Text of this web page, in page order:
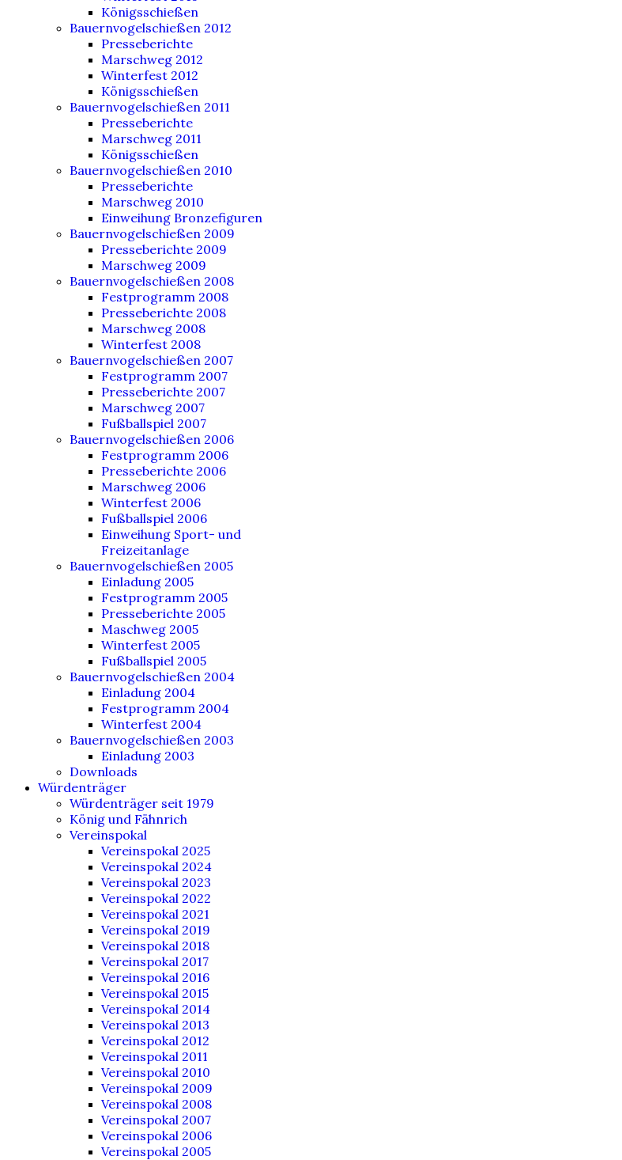
Königsschießen
Bauernvogelschießen 2012
Presseberichte
Marschweg 2012
Winterfest 2012
Königsschießen
Bauernvogelschießen 2011
Presseberichte
Marschweg 2011
Königsschießen
Bauernvogelschießen 2010
Presseberichte
Marschweg 2010
Einweihung Bronzefiguren
Bauernvogelschießen 2009
Presseberichte 2009
Marschweg 2009
Bauernvogelschießen 2008
Festprogramm 2008
Presseberichte 2008
Marschweg 2008
Winterfest 2008
Bauernvogelschießen 2007
Festprogramm 2007
Presseberichte 2007
Marschweg 2007
Fußballspiel 2007
Bauernvogelschießen 2006
Festprogramm 2006
Presseberichte 2006
Marschweg 2006
Winterfest 2006
Fußballspiel 2006
Einweihung Sport- und
Freizeitanlage
Bauernvogelschießen 2005
Einladung 2005
Festprogramm 2005
Presseberichte 2005
Maschweg 2005
Winterfest 2005
Fußballspiel 2005
Bauernvogelschießen 2004
Einladung 2004
Festprogramm 2004
Winterfest 2004
Bauernvogelschießen 2003
Einladung 2003
Downloads
Würdenträger
Würdenträger seit 1979
König und Fähnrich
Vereinspokal
Vereinspokal 2025
Vereinspokal 2024
Vereinspokal 2023
Vereinspokal 2022
Vereinspokal 2021
Vereinspokal 2019
Vereinspokal 2018
Vereinspokal 2017
Vereinspokal 2016
Vereinspokal 2015
Vereinspokal 2014
Vereinspokal 2013
Vereinspokal 2012
Vereinspokal 2011
Vereinspokal 2010
Vereinspokal 2009
Vereinspokal 2008
Vereinspokal 2007
Vereinspokal 2006
Vereinspokal 2005